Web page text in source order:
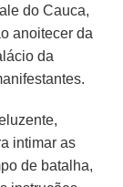
do Cauca,
anoitecer da
da
intimar as
de batalha,